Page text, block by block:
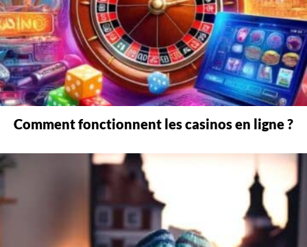
Comment fonctionnent les casinos en ligne ?